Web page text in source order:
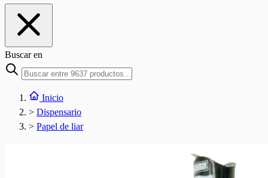
Buscar en
Inicio
> Dispensario
> Papel de liar